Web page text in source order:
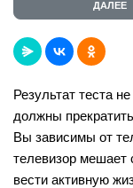
Результат теста
должны
Вы зависимы от
телевизор мешает
вести активную